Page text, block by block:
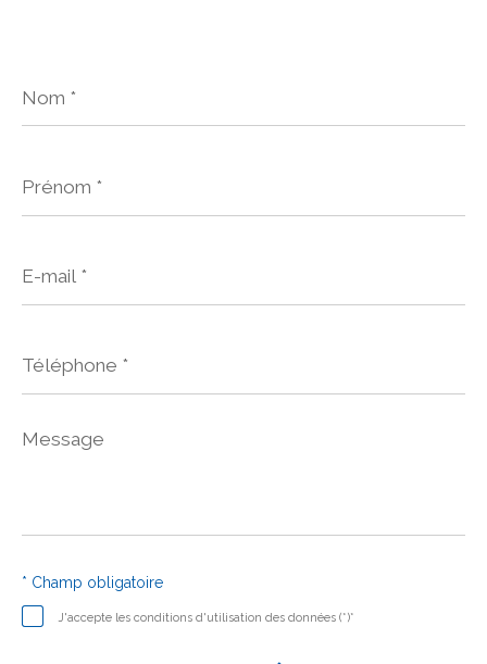
*
*
mail
*
Message
*
J'accepte les conditions d'utilisation des données (*)*
* Champ obligatoire